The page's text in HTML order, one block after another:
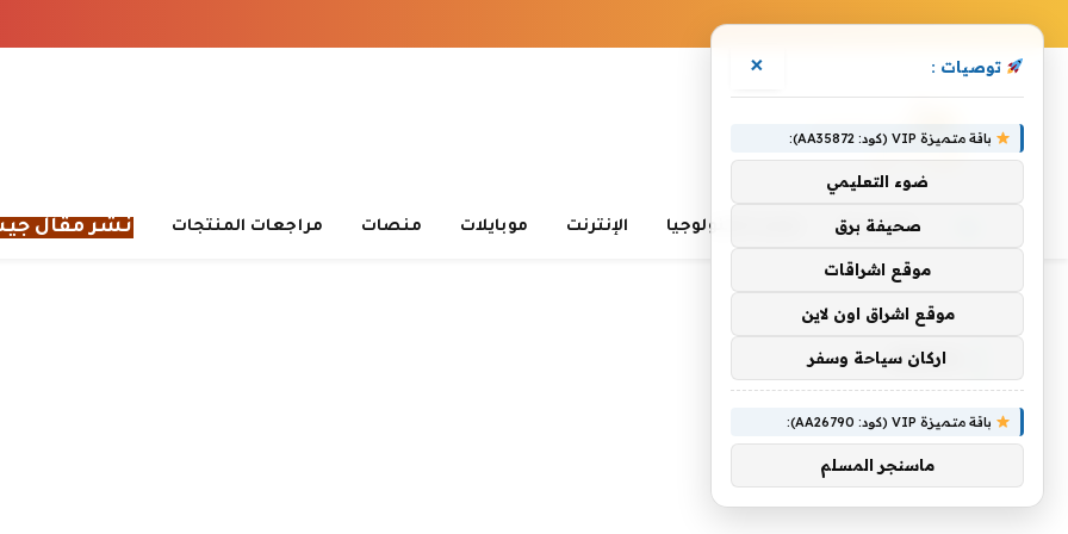
الرئيسية تعلم التكنولوجيا الإنترنت موبايلات منصات مراجعات المنتجات نشر مقال
BRAVIA
توصيات : ×
باقة متميزة VIP (كود: AA35872):
ضوء التعليمي
صحيفة برق
موقع اشراقات
موقع اشراق اون لاين
اركان سياحة وسفر
باقة متميزة VIP (كود: AA26790):
ماسنجر المسلم